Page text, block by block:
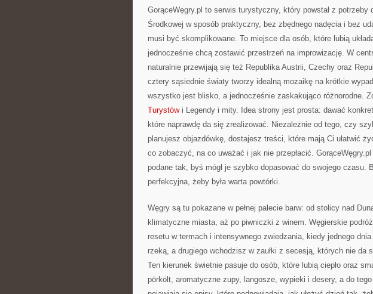
GorąceWęgry.pl to serwis turystyczny, który powstał z potrzeby
Środkowej w sposób praktyczny, bez zbędnego nadęcia i bez
musi być skomplikowane. To miejsce dla osób, które lubią
jednocześnie chcą zostawić przestrzeń na improwizację. W
naturalnie przewijają się też Republika Austrii, Czechy oraz
cztery sąsiednie światy tworzy idealną mozaikę na krótkie
wszystko jest blisko, a jednocześnie zaskakująco różnorodne.
Turystówi Legendy i mity. Idea strony jest prosta: dawać
które naprawdę da się zrealizować. Niezależnie od tego, czy
planujesz objazdówkę, dostajesz treści, które mają Ci ułatwić
co zobaczyć, na co uważać i jak nie przepłacić.
podane tak, byś mógł je szybko dopasować do swojego czasu.
perfekcyjna, żeby była warta powtórki.
Węgry są tu pokazane w pełnej palecie barw: od stolicy nad
klimatyczne miasta, aż po piwniczki z winem. Węgierskie
resetu w termach i intensywnego zwiedzania, kiedy jednego dnia
rzeką, a drugiego wchodzisz w zaułki z secesją, których nie da
Ten kierunek świetnie pasuje do osób, które lubią ciepło oraz
pörkölt, aromatyczne zupy, langosze, wypieki i desery, a do